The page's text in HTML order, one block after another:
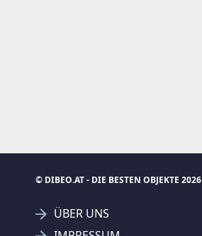
© DIBEO.AT - DIE BESTEN OBJEKTE 2026
ÜBER UNS